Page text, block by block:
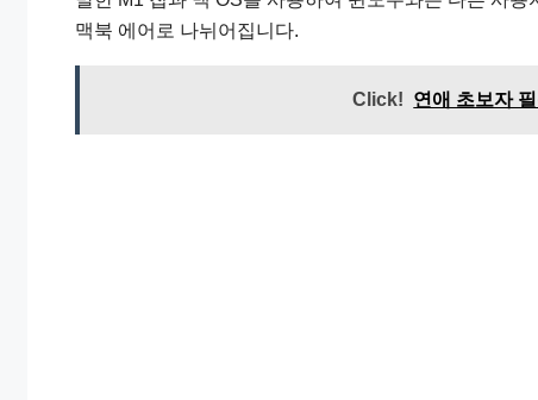
맥북 에어로 나뉘어집니다.
Click! 연애 초보자